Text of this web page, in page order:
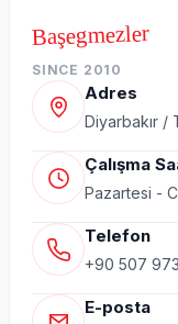
Başegmezler
SINCE 2010
Adres
Diyarbakır /
Çalışma
Pazartesi -
Telefon
+90 507
E-posta